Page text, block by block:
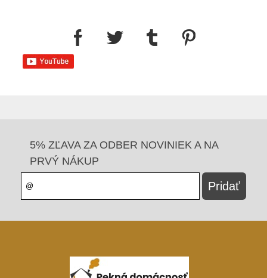
5% ZĽAVA ZA ODBER NOVINIEK A NA
PRVÝ NÁKUP